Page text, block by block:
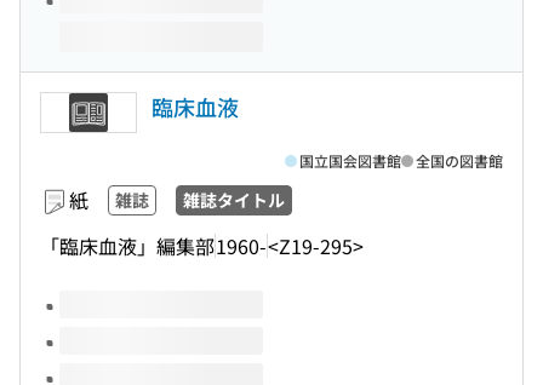
臨床血液
紙 雑誌 雑誌タイトル
「臨床血液」編集部1960-<Z19-295>
国立国会図書館 全国の図書館
このタイトルの巻号